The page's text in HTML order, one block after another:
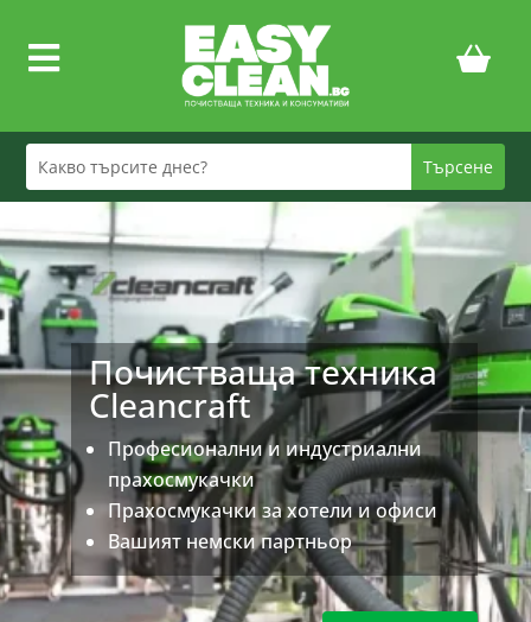

Почистваща техника
Cleancraft
Професионални и индустриални
прахосмукачки
Прахосмукачки за хотели и офиси
Вашият немски партньор